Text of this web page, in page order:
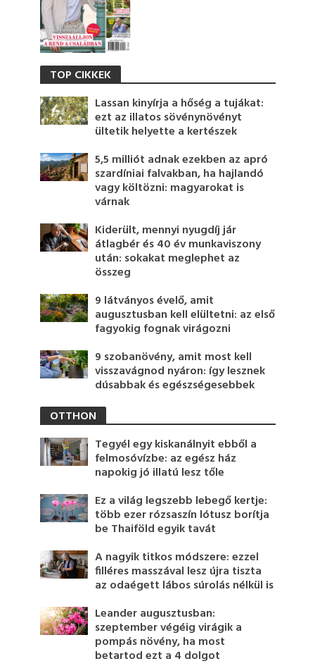
TOP CIKKEK
Lassan kinyírja a hőség a tujákat:
ezt az illatos sövénynövényt
ültetik helyette a kertészek
5,5 milliót adnak ezekben az apró
szardíniai falvakban, ha hajlandó
vagy költözni: magyarokat is
várnak
Kiderült, mennyi nyugdíj jár
átlagbér és 40 év munkaviszony
után: sokakat meglephet az
összeg
9 látványos évelő, amit
augusztusban kell elültetni: az első
fagyokig fognak virágozni
9 szobanövény, amit most kell
visszavágnod nyáron: így lesznek
dúsabbak és egészségesebbek
OTTHON
Tegyél egy kiskanálnyit ebből a
felmosóvízbe: az egész ház
napokig jó illatú lesz tőle
Ez a világ legszebb lebegő kertje:
több ezer rózsaszín lótusz borítja
be Thaiföld egyik tavát
A nagyik titkos módszere: ezzel
filléres masszával lesz újra tiszta
az odaégett lábos súrolás nélkül is
Leander augusztusban:
szeptember végéig virágik a
pompás növény, ha most
betartod ezt a 4 dolgot